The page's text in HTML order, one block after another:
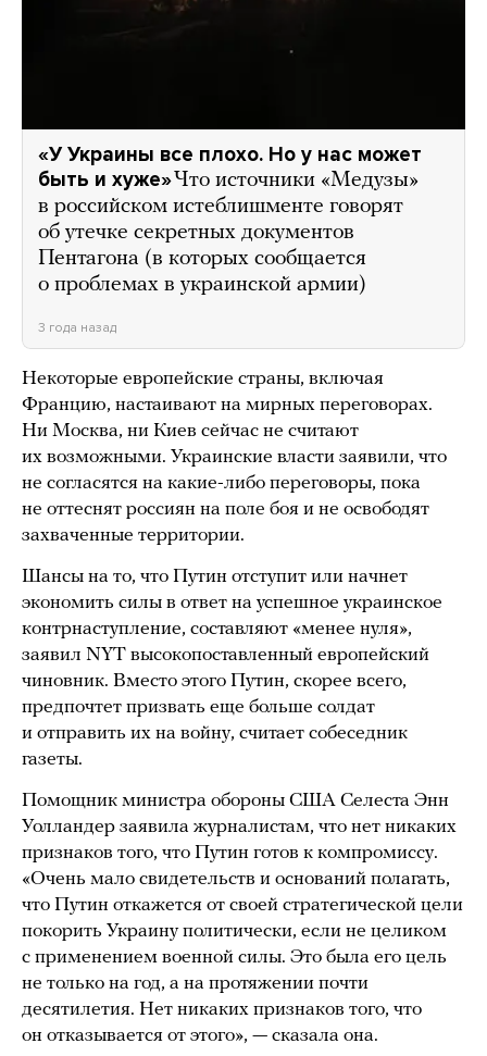
«У Украины все плохо. Но у нас может
быть и хуже»Что источники «Медузы»
в российском истеблишменте говорят
об утечке секретных документов
Пентагона (в которых сообщается
о проблемах в украинской армии)
3 года назад
Некоторые европейские страны, включая
Францию, настаивают на мирных переговорах.
Ни Москва, ни Киев сейчас не считают
их возможными. Украинские власти заявили, что
не согласятся на какие-либо переговоры, пока
не оттеснят россиян на поле боя и не освободят
захваченные территории.
Шансы на то, что Путин отступит или начнет
экономить силы в ответ на успешное украинское
контрнаступление, составляют «менее нуля»,
заявил NYT высокопоставленный европейский
чиновник. Вместо этого Путин, скорее всего,
предпочтет призвать еще больше солдат
и отправить их на войну, считает собеседник
газеты.
Помощник министра обороны США Селеста Энн
Уолландер заявила журналистам, что нет никаких
признаков того, что Путин готов к компромиссу.
«Очень мало свидетельств и оснований полагать,
что Путин откажется от своей стратегической цели
покорить Украину политически, если не целиком
с применением военной силы. Это была его цель
не только на год, а на протяжении почти
десятилетия. Нет никаких признаков того, что
он отказывается от этого», — сказала она.